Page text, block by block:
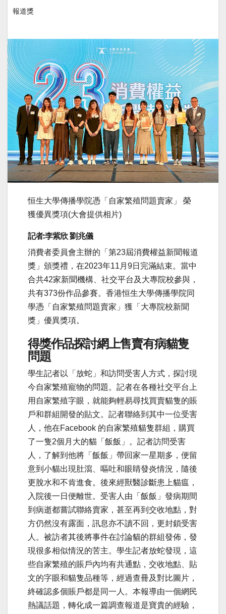
報道獎
恒生大學傳播學院憑「自家繁殖問題賣家」 榮
獲優異獎項(大會提供相片)
記者:李紫欣 劉兆儀
消費者委員會主辦的「第23屆消費權益新聞報道
獎」頒獎禮，在2023年11月9日完滿結束。當中
合共42家新聞機構、社交平台及大專院校參與，
共有373份作品參賽。香港恒生大學傳播學院同
學憑「自家繁殖問題賣家」獲「大專院校新聞
獎」優異獎項。
得獎作品探討網上售賣有病貓隻
問題
學生記者以「放蛇」和訪問受害人方式，探討現
今自家繁殖寵物的問題。記者在各種社交平台上
用自家繁殖字眼，就能夠輕易尋找買賣貓隻的賬
戶和群組開發的貼文。記者聯絡到其中一位受害
人，他在Facebook 的自家繁殖貓隻群組，購買
了一隻2個月大的貓「飯飯」。記者訪問受害
人，了解到他將「飯飯」帶回家一星期多，便留
意到小貓出現肚瀉、嘔吐和眼睛發炎情況，隨後
更脫水和不肯進食。後來經獸醫診斷患上貓瘟，
入院後一日便離世。受害人由「飯飯」發病期間
到病逝都嘗試聯絡賣家，甚至再到交收地點，對
方仍然沒有露面，訊息亦不讀不回，更封鎖受害
人。被訪者其後將事件在討論貓的群組發佈，發
現很多相似情況的苦主。學生記者放蛇發現，這
些自家繁殖的賬戶內均有共通點，交收地點、貼
文的字眼和貓隻品種等，經過查冊及對比圖片，
終確認多個賬戶都是同一人。本報導由一個網民
熱議話題，轉化成一篇調查報道是寶貴的經驗，